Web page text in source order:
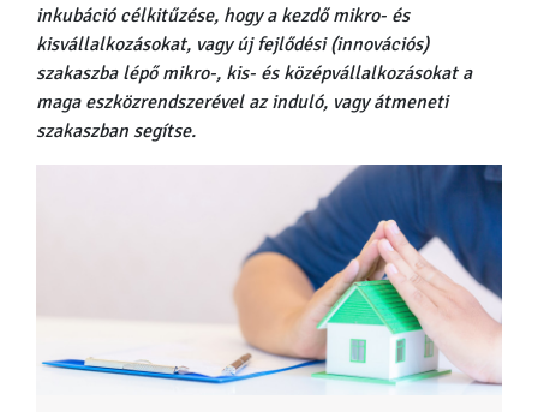
inkubáció célkitűzése, hogy a kezdő mikro- és
kisvállalkozásokat, vagy új fejlődési (innovációs)
szakaszba lépő mikro-, kis- és középvállalkozásokat a
maga eszközrendszerével az induló, vagy átmeneti
szakaszban segítse.